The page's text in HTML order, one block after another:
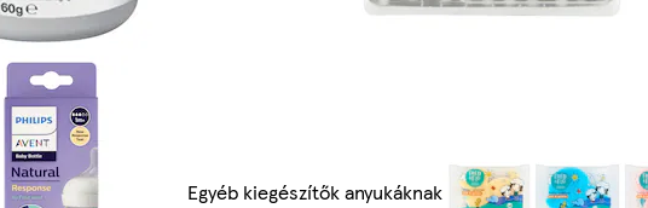
Egyéb kiegészítők anyukáknak